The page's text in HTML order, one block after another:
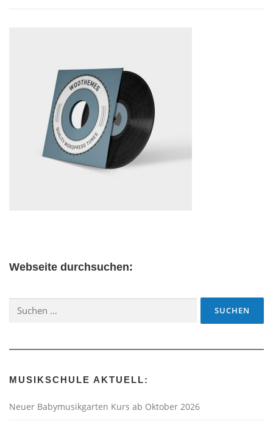
Webseite durchsuchen:
nach:
MUSIKSCHULE AKTUELL:
Neuer Babymusikgarten Kurs ab Oktober 2026